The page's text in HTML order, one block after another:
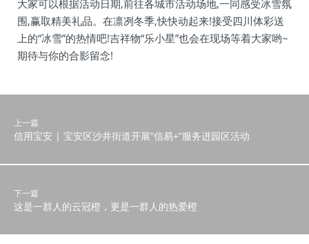
大家可以根据活动日期,前往各城市活动场地,一同感受冰雪氛
围,赢取精美礼品。在凛冽冬季,快快动起来!接受四川体彩送
上的“冰雪”的热情吧!吉祥物“乐小星”也会在现场等着大家哟~
期待与你的合影留念!
上一篇
信用宝安 | 宝安区沙井街道开展“信易+”服务进园区活动
下一篇
这是一群人的云冠橙，更是一群人的热爱橙